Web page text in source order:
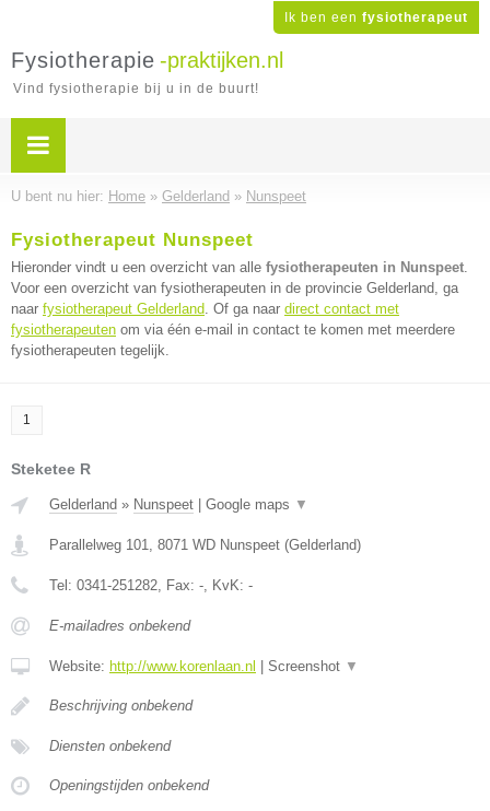
Ik ben een fysiotherapeut
Fysiotherapie -praktijken.nl
Vind fysiotherapie bij u in de buurt!
U bent nu hier: Home » Gelderland » Nunspeet
Fysiotherapeut Nunspeet
Hieronder vindt u een overzicht van alle fysiotherapeuten in Nunspeet.
Voor een overzicht van fysiotherapeuten in de provincie Gelderland, ga
naar fysiotherapeut Gelderland. Of ga naar direct contact met
fysiotherapeuten om via één e-mail in contact te komen met meerdere
fysiotherapeuten tegelijk.
1
Steketee R
Gelderland » Nunspeet Google maps ▼
Parallelweg 101, 8071 WD Nunspeet (Gelderland)
Tel: 0341-251282, Fax: -, KvK: -
E-mailadres onbekend
Website: http://www.korenlaan.nl Screenshot ▼
Beschrijving onbekend
Diensten onbekend
Openingstijden onbekend